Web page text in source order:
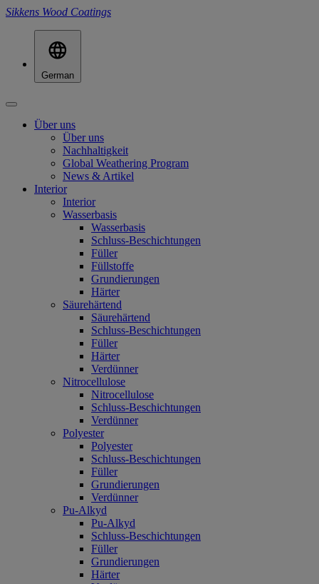
Sikkens Wood Coatings
German
Über uns
Über uns
Nachhaltigkeit
Global Weathering Program
News & Artikel
Interior
Interior
Wasserbasis
Wasserbasis
Schluss-Beschichtungen
Füller
Füllstoffe
Grundierungen
Härter
Säurehärtend
Säurehärtend
Schluss-Beschichtungen
Füller
Härter
Verdünner
Nitrocellulose
Nitrocellulose
Schluss-Beschichtungen
Verdünner
Polyester
Polyester
Schluss-Beschichtungen
Füller
Grundierungen
Verdünner
Pu-Alkyd
Pu-Alkyd
Schluss-Beschichtungen
Füller
Grundierungen
Härter